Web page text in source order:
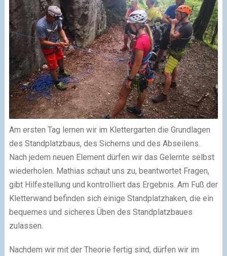
Am ersten Tag lernen wir im Klettergarten die Grundlagen
des Standplatzbaus, des Sicherns und des Abseilens.
Nach jedem neuen Element dürfen wir das Gelernte selbst
wiederholen. Mathias schaut uns zu, beantwortet Fragen,
gibt Hilfestellung und kontrolliert das Ergebnis. Am Fuß der
Kletterwand befinden sich einige Standplatzhaken, die ein
bequemes und sicheres Üben des Standplatzbaues
zulassen.
Nachdem wir mit der Theorie fertig sind, dürfen wir im